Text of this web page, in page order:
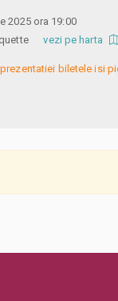
2025 ora 19:00
vezi pe harta
biletele isi